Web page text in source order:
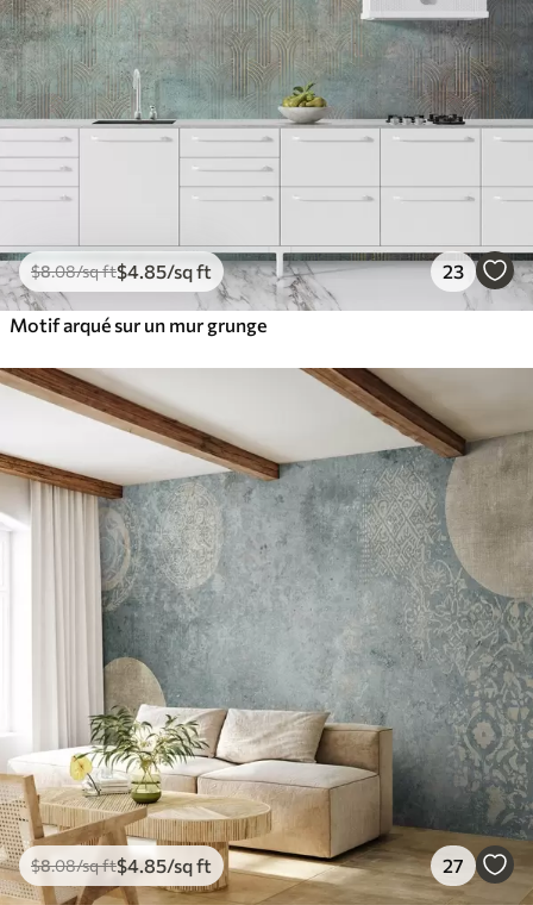
$8.08/sq ft$4 .85/sq ft 23
Motif arqué sur un mur grunge
$8.08/sq ft$4.85/sq ft 27